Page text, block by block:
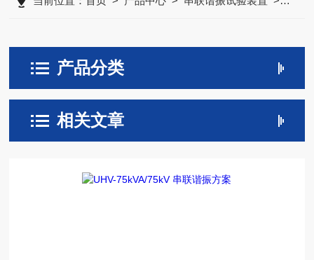
产品分类
相关文章